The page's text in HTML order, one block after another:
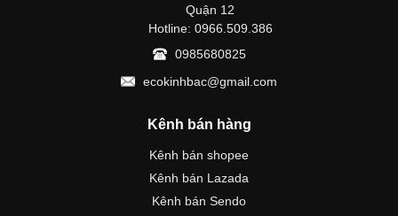
Quận 12
Hotline: 0966.509.386
0985680825
ecokinhbac@gmail.com
Kênh bán hàng
Kênh bán shopee
Kênh bán Lazada
Kênh bán Sendo